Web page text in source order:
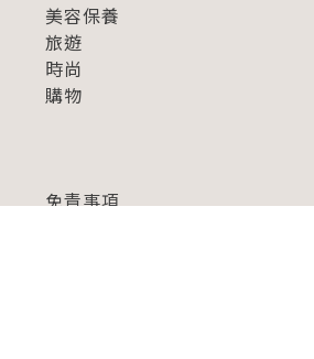
美容保養
旅遊
時尚
購物
免責事項